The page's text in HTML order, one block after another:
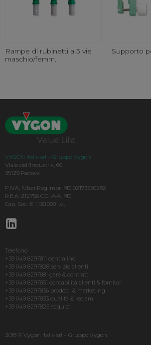
Rampe di rubinetti a 3 vie
maschio/femm.
Supporto
VYGON Italia srl – Gruppo Vygon
Viale dell’Industria, 60
35129 Padova
P.IVA, N.Iscr.Reg.Impr. PD 02173550282
R.E.A. 212756 C.C.I.A.A. PD
Cap. Soc. € 1.130.000 i.v.,
Telefono
+39 049 8297811 centralino
+39 049 8297828 servizio clienti
+39 049 8297881 gare & contratti
+39 049 8297831 contabilità clienti & fornitori
+39 049 8297836 prodotti & marketing
+39 049 8297833 qualità & reclami
+39 049 8297825 acquisti
2018 © Vygon Italia srl – Gruppo Vygon